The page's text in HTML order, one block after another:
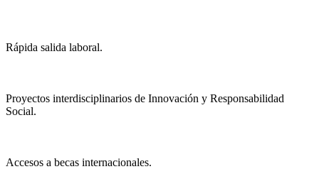
Rápida salida laboral.
Proyectos interdisciplinarios de Innovación y Responsabilidad
Social.
Accesos a becas internacionales.